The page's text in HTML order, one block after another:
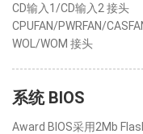
CD输入1/CD输入2 接头
CPUFAN/PWRFAN/
WOL/WOM 接头
系统 BIOS
Award BIOS采用2Mb